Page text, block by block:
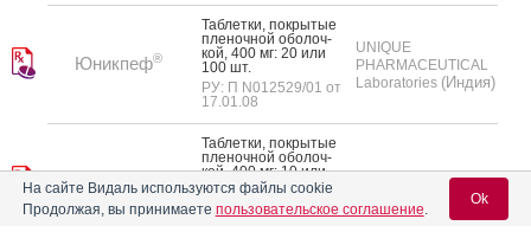
Юникпеф®
Таб­летки, пок­ры­тые
пле­ноч­ной обо­лоч­
кой, 400 мг: 20 или
100 шт.
РУ: П N012529/01 от
17.01.08
UNIQUE
PHARMACEUTICAL
Laboratories (Индия)
Ютибид
Таб­летки, пок­ры­тые
пле­ноч­ной обо­лоч­
кой, 400 мг: 10 или
60 шт.
РУ: П N015056/01-
2003 от 18.06.03
(Индия)
На сайте Видаль используются файлы cookie
Продолжая, вы принимаете пользовательское соглашение.
Ok